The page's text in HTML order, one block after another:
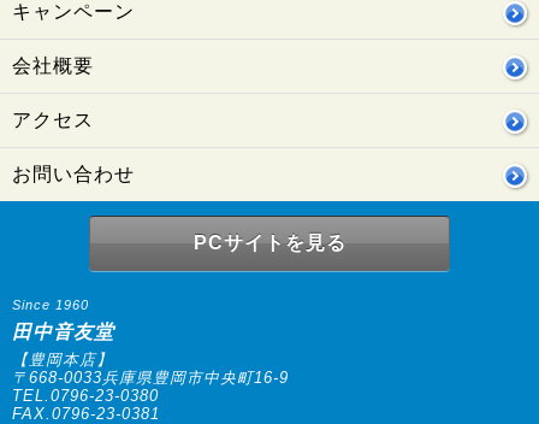
キャンペーン
会社概要
アクセス
お問い合わせ
PCサイトを見る
Since 1960
田中音友堂
【豊岡本店】
〒668-0033兵庫県豊岡市中央町16-9
TEL.0796-23-0380
FAX.0796-23-0381